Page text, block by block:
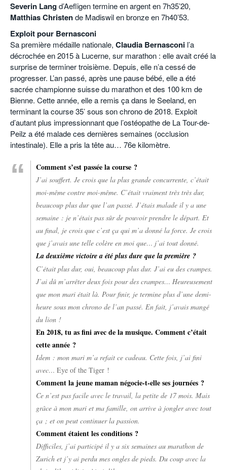
Severin Langd’Aefligen termine en argent en 7h35’20,
Matthias Christende Madiswil en bronze en 7h40’53.
Exploit pour Bernasconi
Sa première médaille nationale, Claudia Bernasconi l’a
décrochée en 2015 à Lucerne, sur marathon : elle avait créé la
surprise de terminer troisième. Depuis, elle n’a cessé de
progresser. L’an passé, après une pause bébé, elle a été
sacrée championne suisse du marathon et des 100 km de
Bienne. Cette année, elle a remis ça dans le Seeland, en
terminant la course 35’ sous son chrono de 2018. Exploit
d’autant plus impressionnant que l’ostéopathe de La Tour-de-
Peilz a été malade ces dernières semaines (occlusion
intestinale). Elle a pris la tête au… 76e kilomètre.
Comment s’est passée la course ?
J’ai souffert. Je crois que la plus grande concurrente, c’était
moi-même contre moi-même. C’était vraiment très très dur,
beaucoup plus dur que l’an passé. J’étais malade il y a une
semaine : je n’étais pas sûr de pouvoir prendre le départ. Et
au final, je crois que c’est ça qui m’a donné la force. Je crois
que j’avais une telle colère en moi que… j’ai tout donné.
La deuxième victoire a été plus dure que la première ?
C’était plus dur, oui, beaucoup plus dur. J’ai eu des crampes.
J’ai dû m’arrêter deux fois pour des crampes… Heureusement
que mon mari était là. Pour finir, je termine plus d’une demi-
heure sous mon chrono de l’an passé. En fait, j’avais mangé
du lion !
En 2018, tu as fini avec de la musique. Comment c’était
cette année ?
Idem : mon mari m’a refait ce cadeau. Cette fois, j’ai fini
avec… Eye of the Tiger !
Comment la jeune maman négocie-t-elle ses journées ?
Ce n’est pas facile avec le travail, la petite de 17 mois. Mais
grâce à mon mari et ma famille, on arrive à jongler avec tout
ça ; et on peut continuer la passion.
Comment étaient les conditions ?
Difficiles, j’ai participé il y a six semaines au marathon de
Zurich et j’y ai perdu mes ongles de pieds. Du coup avec la